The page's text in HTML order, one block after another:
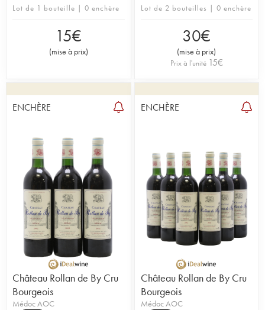
Lot de 1 bouteille | 0 enchère
15€
(mise à prix)
Lot de 2 bouteilles | 0 enchère
30€
(mise à prix)
Prix à l'unité 15€
ENCHÈRE
Château Rollan de By Cru
Bourgeois
Médoc AOC
ENCHÈRE
Château Rollan de By Cru
Bourgeois
Médoc AOC